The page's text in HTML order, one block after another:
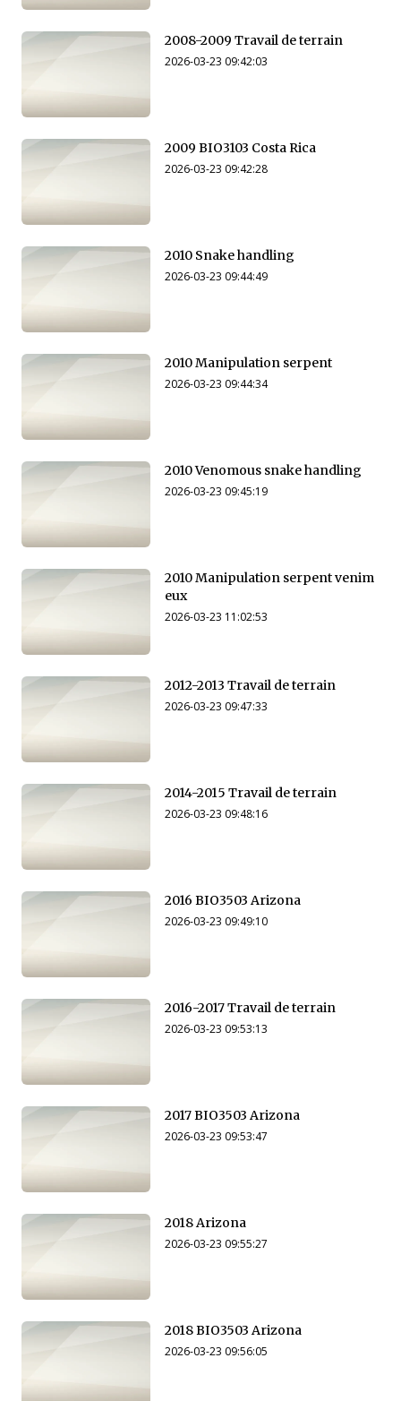
2008-2009 Travail de terrain
2026-03-23 09:42:03
2009 BIO3103 Costa Rica
2026-03-23 09:42:28
2010 Snake handling
2026-03-23 09:44:49
2010 Manipulation serpent
2026-03-23 09:44:34
2010 Venomous snake handling
2026-03-23 09:45:19
2010 Manipulation serpent venim
eux
2026-03-23 11:02:53
2012-2013 Travail de terrain
2026-03-23 09:47:33
2014-2015 Travail de terrain
2026-03-23 09:48:16
2016 BIO3503 Arizona
2026-03-23 09:49:10
2016-2017 Travail de terrain
2026-03-23 09:53:13
2017 BIO3503 Arizona
2026-03-23 09:53:47
2018 Arizona
2026-03-23 09:55:27
2018 BIO3503 Arizona
2026-03-23 09:56:05